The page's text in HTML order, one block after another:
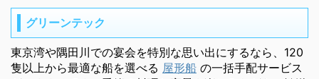
グリーンテック
東京湾や隅田川での宴会を特別な思い出にするなら、120
隻以上から最適な船を選べる 屋形船 の一括手配サービス